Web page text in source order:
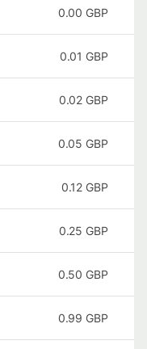
0.00 GBP
0.01 GBP
0.02 GBP
0.05 GBP
0.12 GBP
0.25 GBP
0.50 GBP
0.99 GBP